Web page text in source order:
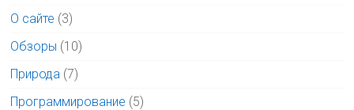
О сайте (3)
Обзоры (10)
Природа (7)
Программирование (5)